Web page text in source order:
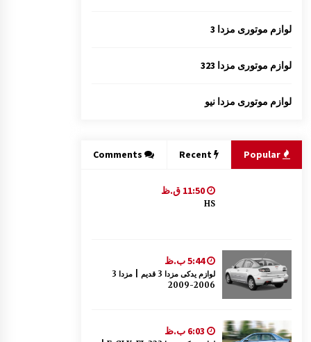
لوازم موتوری مزدا 3
لوازم موتوری مزدا 323
لوازم موتوری مزدا نیو
Popular
Recent
Comments
HS
5:44 ب.ظ
لوازم یدکی مزدا 3 قدیم | مزدا 3
2006-2009